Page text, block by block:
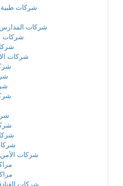
شركات
شركات المدارس
شركات
شركات
شركات الأمن
شركات